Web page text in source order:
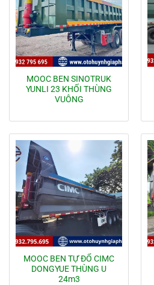
MOOC BEN SINOTRUK
YUNLI 23 KHỐI THÙNG
VUÔNG
MOOC BEN TỰ ĐỔ CIMC
DONGYUE THÙNG U
24m3